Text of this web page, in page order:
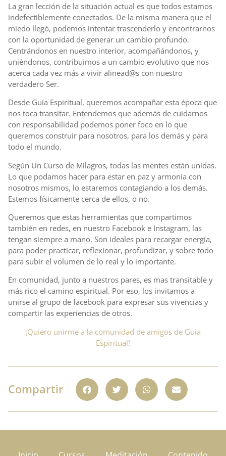
La gran lección de la situación actual es que todos estamos
indefectiblemente conectados. De la misma manera que el
miedo llegó, podemos intentar trascenderlo y encontrarnos
con la oportunidad de generar un cambio profundo.
Centrándonos en nuestro interior, acompañándonos, y
uniéndonos, contribuimos a un cambio evolutivo que nos
acerca cada vez más a vivir alinead@s con nuestro
verdadero Ser.
Desde Guía Espiritual, queremos acompañar esta época que
nos toca transitar. Entendemos que además de cuidarnos
con responsabilidad podemos poner foco en lo que
queremos construir para nosotros, para los demás y para
todo el mundo.
Según Un Curso de Milagros, todas las mentes están unidas.
Lo que podamos hacer para estar en paz y armonía con
nosotros mismos, lo estaremos contagiando a los demás.
Estemos físicamente cerca de ellos, o no.
Queremos que estas herramientas que compartimos
también en redes, en nuestro Facebook e Instagram, las
tengan siempre a mano. Son ideales para recargar energía,
para poder practicar, reflexionar, profundizar, y sobre todo
para subir el volumen de lo real y lo importante.
En comunidad, junto a nuestros pares, es mas transitable y
más rico el camino espiritual. Por eso, los invitamos a
unirse al grupo de facebook para expresar sus vivencias y
compartir las experiencias de otros.
¡Quiero unirme a la comunidad de amigos de Guia
Espiritual!
Compartir